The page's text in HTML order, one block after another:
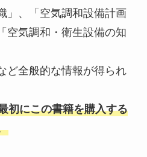
」、「空気調和設備計画
空気調和・衛生設備の知
ど全般的な情報が得られ
初にこの書籍を購入する